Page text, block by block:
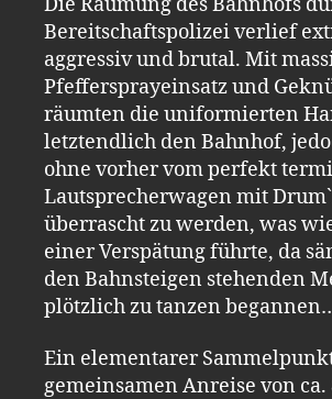
Bereitschaftspolizei verlief
aggressiv und brutal. Mit
Pfeffersprayeinsatz und
räumten die uniformierten
letztendlich den Bahnhof,
ohne vorher vom perfekt
Lautsprecherwagen mit
überrascht zu werden, was
einer Verspätung führte, da
den Bahnsteigen stehenden
plötzlich zu tanzen
Ein elementarer
gemeinsamen Anreise von ca.